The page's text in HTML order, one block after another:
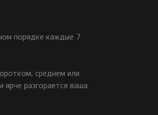
порядке каждые 7
среднем или
разгорается ваша